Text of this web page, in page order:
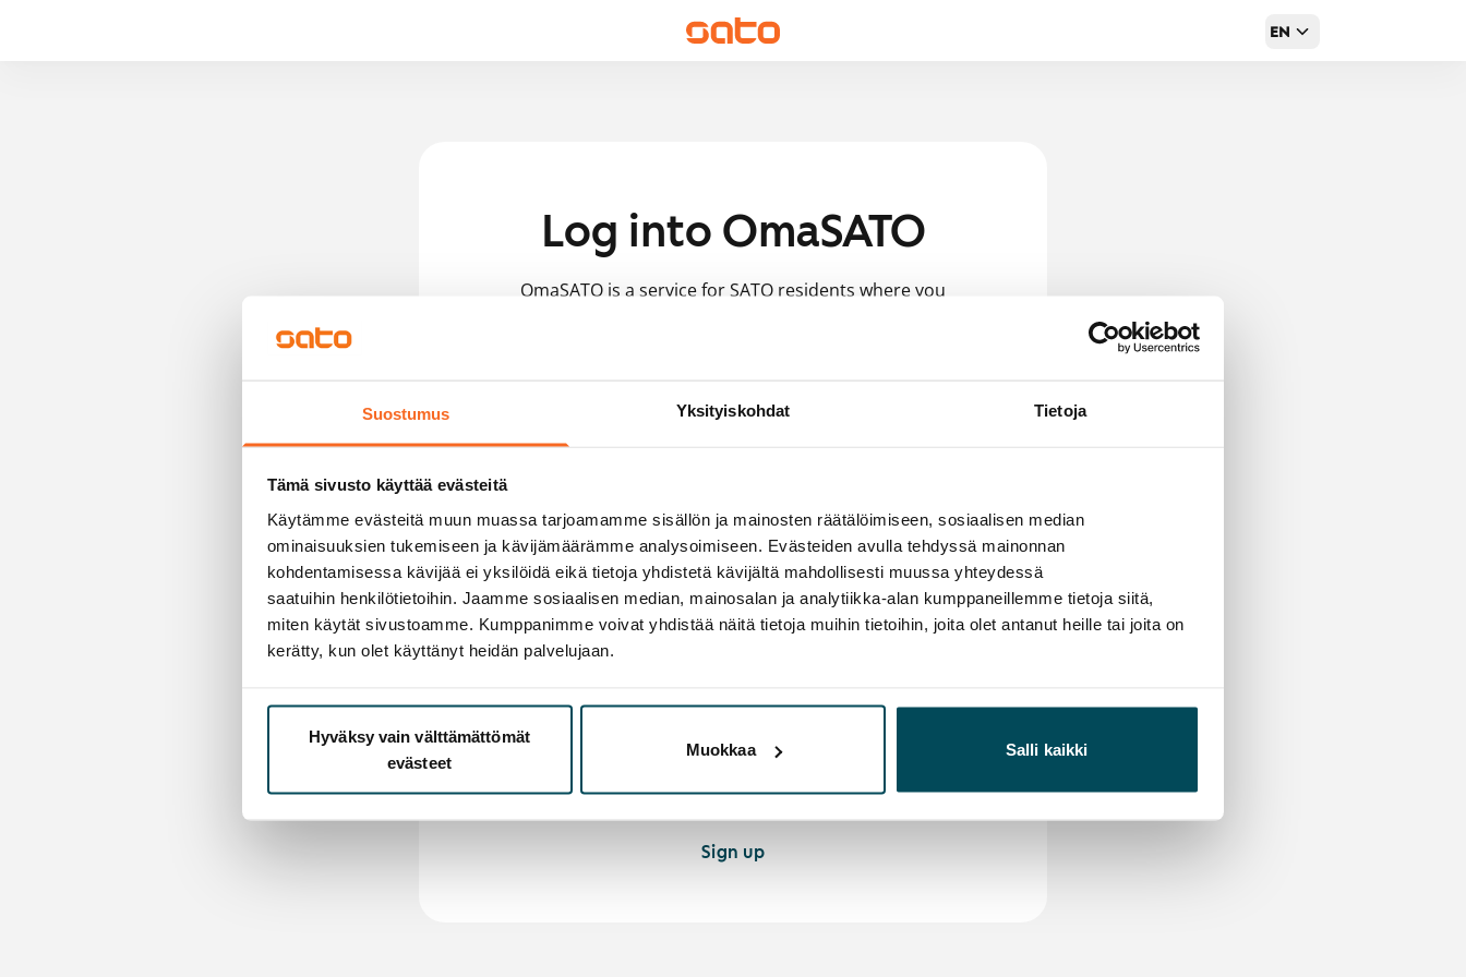
Suostumus Yksityiskohdat Tietoja
Tämä sivusto käyttää evästeitä
Käytämme evästeitä muun muassa tarjoamamme sisällön ja mainosten räätälöimiseen, sosiaalisen median
ominaisuuksien tukemiseen ja kävijämäärämme analysoimiseen. Evästeiden avulla tehdyssä mainonnan
kohdentamisessa kävijää ei yksilöidä eikä tietoja yhdistetä kävijältä mahdollisesti muussa yhteydessä
saatuihin henkilötietoihin. Jaamme sosiaalisen median, mainosalan ja analytiikka-alan kumppaneillemme tietoja siitä,
miten käytät sivustoamme. Kumppanimme voivat yhdistää näitä tietoja muihin tietoihin, joita olet antanut heille tai joita on
kerätty, kun olet käyttänyt heidän palvelujaan.
Hyväksy vain välttämättömät
evästeet
Muokkaa Salli kaikki
EN
Log into OmaSATO
OmaSATO is a service for SATO residents where you
Password
Remember my email
Login
we'll authenticate you securely.
Sign up